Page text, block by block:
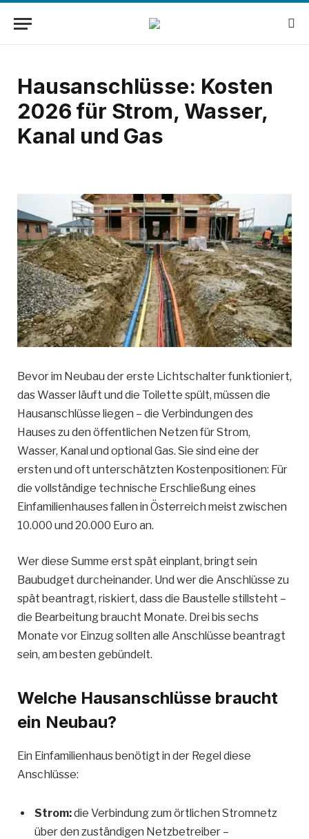
Hausanschlüsse: Kosten
2026 für Strom, Wasser,
Kanal und Gas
Bevor im Neubau der erste Lichtschalter funktioniert,
das Wasser läuft und die Toilette spült, müssen die
Hausanschlüsse liegen – die Verbindungen des
Hauses zu den öffentlichen Netzen für Strom,
Wasser, Kanal und optional Gas. Sie sind eine der
ersten und oft unterschätzten Kostenpositionen: Für
die vollständige technische Erschließung eines
Einfamilienhauses fallen in Österreich meist zwischen
10.000 und 20.000 Euro an.
Wer diese Summe erst spät einplant, bringt sein
Baubudget durcheinander. Und wer die Anschlüsse zu
spät beantragt, riskiert, dass die Baustelle stillsteht –
die Bearbeitung braucht Monate. Drei bis sechs
Monate vor Einzug sollten alle Anschlüsse beantragt
sein, am besten gebündelt.
Welche Hausanschlüsse braucht
ein Neubau?
Ein Einfamilienhaus benötigt in der Regel diese
Anschlüsse:
Strom:die Verbindung zum örtlichen Stromnetz
über den zuständigen Netzbetreiber –